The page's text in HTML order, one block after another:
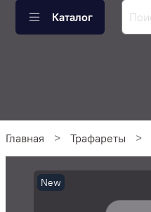
Каталог
Главная Трафареты
New